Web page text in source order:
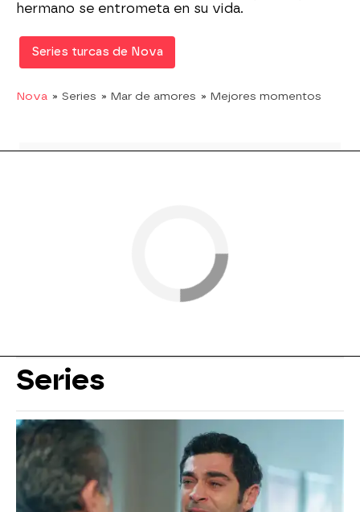
hermano se entrometa en su vida.
Series turcas de Nova
Nova » Series » Mar de amores » Mejores momentos
Series